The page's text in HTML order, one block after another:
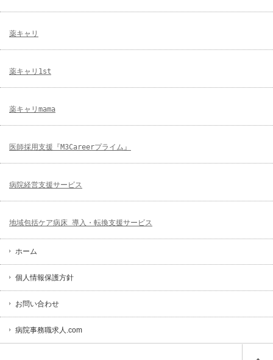
薬キャリ
薬キャリ1st
薬キャリmama
医師採用支援『M3Careerプライム』
病院経営支援サービス
地域包括ケア病床 導入・転換支援サービス
ホーム
個人情報保護方針
お問い合わせ
病院事務職求人.com